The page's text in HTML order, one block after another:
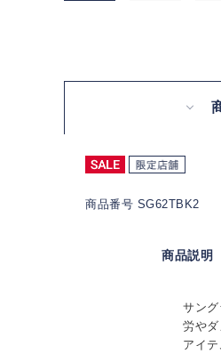
商品番号 SG62TBK2
商品説明
サン
労や
アイテ